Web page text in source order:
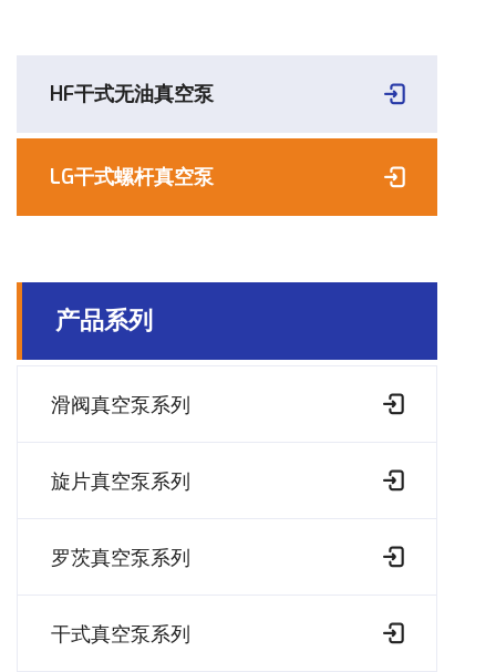
HF干式无油真空泵
LG干式螺杆真空泵
产品系列
滑阀真空泵系列
旋片真空泵系列
罗茨真空泵系列
干式真空泵系列